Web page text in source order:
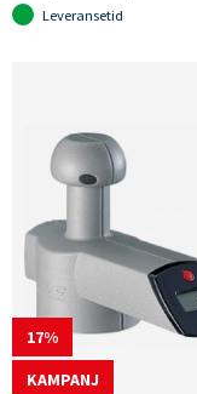
Leveransetid
17
KAMPANJ